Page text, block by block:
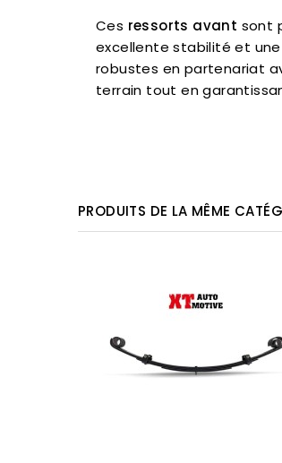
Ces ressorts avant sont
excellente stabilité et
robustes en partenariat
terrain tout en
PRODUITS DE LA MÊME